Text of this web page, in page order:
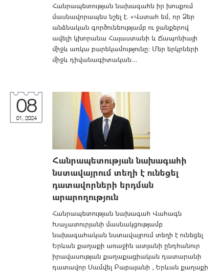
Հանրապետության նախագահն իր խոսքում
մասնավորապես նշել է. «Վստահ եմ, որ Ձեր
անձնական գործունեությամբ ու ջանքերով
ավելի կխորանա Հայաստանի և Ճապոնիայի
միջև առկա բարեկամությունը: Մեր երկրների
միջև դիվանագիտական...
08
01, 2024
Հանրապետության նախագահի
նստավայրում տեղի է ունեցել
դատավորների երդման
արարողություն
Հանրապետության նախագահ Վահագն
Խաչատուրյանի մասնակցությամբ
նախագահական նստավայրում տեղի է ունեցել
Երևան քաղաքի առաջին ատյանի ընդհանուր
իրավասության քաղաքացիական դատարանի
դատավոր Սամվել Բաբայանի , Երևան քաղաքի